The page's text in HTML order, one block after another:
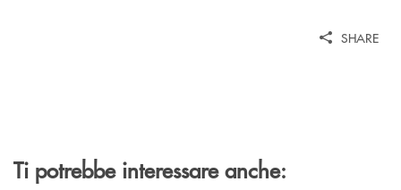
SHARE
Ti potrebbe interessare anche: